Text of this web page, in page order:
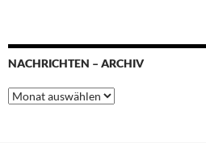
NACHRICHTEN – ARCHIV
Nachrichten
–